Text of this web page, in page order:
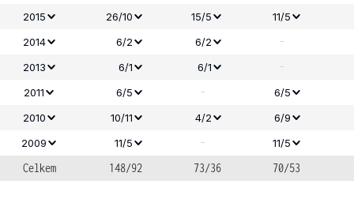
2015
26/10 15/5
11/5
2014
6/2 6/2 -
2013 6/1 6/1 -
2011 6/5 -
6/5
2010
10/11 4/2
6/9
2009
11/5 - 11/5
Celkem 148/92 73/36 70/53